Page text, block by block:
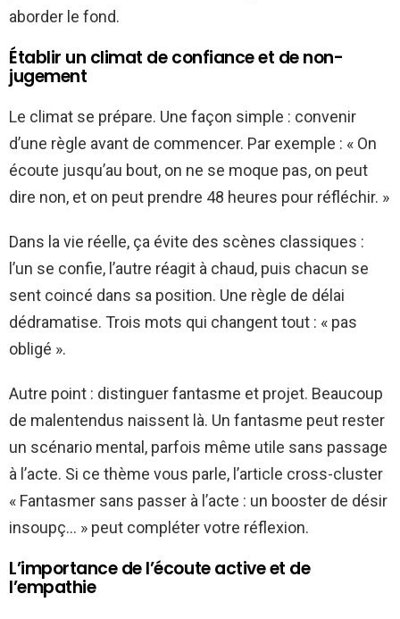
aborder le fond.
Établir un climat de confiance et de non-
jugement
Le climat se prépare. Une façon simple : convenir
d’une règle avant de commencer. Par exemple : « On
écoute jusqu’au bout, on ne se moque pas, on peut
dire non, et on peut prendre 48 heures pour réfléchir. »
Dans la vie réelle, ça évite des scènes classiques :
l’un se confie, l’autre réagit à chaud, puis chacun se
sent coincé dans sa position. Une règle de délai
dédramatise. Trois mots qui changent tout : « pas
obligé ».
Autre point : distinguer fantasme et projet. Beaucoup
de malentendus naissent là. Un fantasme peut rester
un scénario mental, parfois même utile sans passage
à l’acte. Si ce thème vous parle, l’article cross-cluster
« Fantasmer sans passer à l’acte : un booster de désir
insoupç… » peut compléter votre réflexion.
L’importance de l’écoute active et de
l’empathie